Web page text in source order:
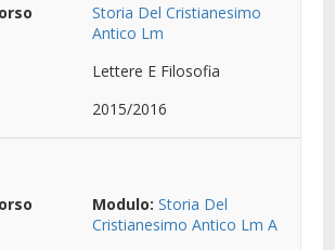
Storia Del Cristianesimo
Antico Lm
Lettere E Filosofia
2015/2016
Modulo: Storia Del
Cristianesimo Antico Lm A